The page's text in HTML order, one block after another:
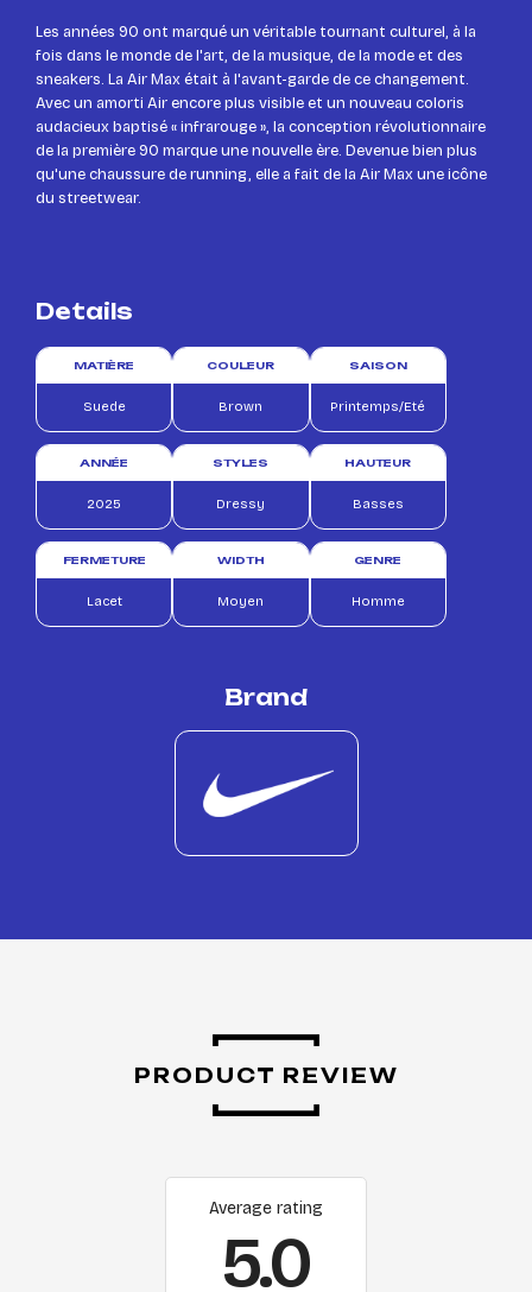
Les années 90 ont marqué un véritable tournant culturel, à la
fois dans le monde de l'art, de la musique, de la mode et des
sneakers. La Air Max était à l'avant-garde de ce changement.
Avec un amorti Air encore plus visible et un nouveau coloris
audacieux baptisé « infrarouge », la conception révolutionnaire
de la première 90 marque une nouvelle ère. Devenue bien plus
qu'une chaussure de running, elle a fait de la Air Max une icône
du streetwear.
Details
MATIÈRE
Suede
COULEUR
Brown
SAISON
Printemps/Eté
ANNÉE
2025
STYLES
Dressy
HAUTEUR
Basses
FERMETURE
Lacet
WIDTH
Moyen
GENRE
Homme
Brand
PRODUCT REVIEW
Average rating
5.0